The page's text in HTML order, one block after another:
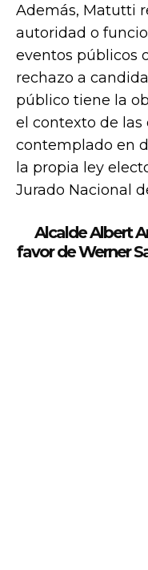
Además, Matutti
autoridad o
eventos públicos
rechazo a
público tiene la
el contexto de las
contemplado en
la propia ley
Jurado Nacional
Alcalde Albert
favor de Werner